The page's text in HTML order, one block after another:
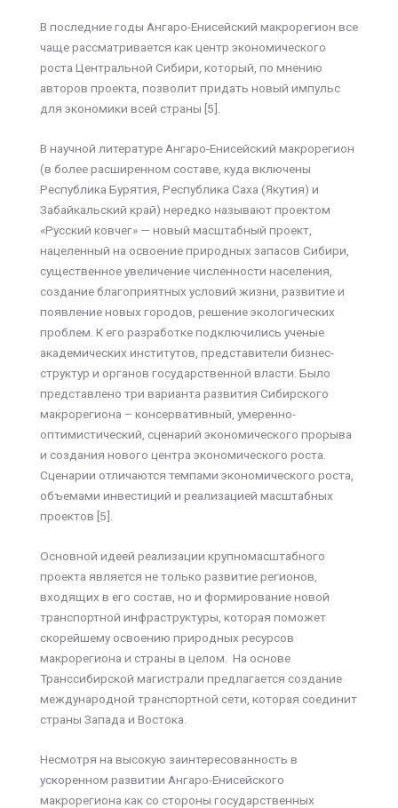
В последние годы Ангаро-Енисейский макрорегион все
чаще рассматривается как центр экономического
роста Центральной Сибири, который, по мнению
авторов проекта, позволит придать новый импульс
для экономики всей страны [5].
В научной литературе Ангаро-Енисейский макрорегион
(в более расширенном составе, куда включены
Республика Бурятия, Республика Саха (Якутия) и
Забайкальский край) нередко называют проектом
«Русский ковчег» — новый масштабный проект,
нацеленный на освоение природных запасов Сибири,
существенное увеличение численности населения,
создание благоприятных условий жизни, развитие и
появление новых городов, решение экологических
проблем. К его разработке подключились ученые
академических институтов, представители бизнес-
структур и органов государственной власти. Было
представлено три варианта развития Сибирского
макрорегиона – консервативный, умеренно-
оптимистический, сценарий экономического прорыва
и создания нового центра экономического роста.
Сценарии отличаются темпами экономического роста,
объемами инвестиций и реализацией масштабных
проектов [5].
Основной идеей реализации крупномасштабного
проекта является не только развитие регионов,
входящих в его состав, но и формирование новой
транспортной инфраструктуры, которая поможет
скорейшему освоению природных ресурсов
макрорегиона и страны в целом. На основе
Транссибирской магистрали предлагается создание
международной транспортной сети, которая соединит
страны Запада и Востока.
Несмотря на высокую заинтересованность в
ускоренном развитии Ангаро-Енисейского
макрорегиона как со стороны государственных